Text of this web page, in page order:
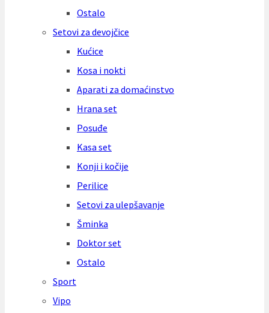
Ostalo
Setovi za devojčice
Kućice
Kosa i nokti
Aparati za domaćinstvo
Hrana set
Posuđe
Kasa set
Konji i kočije
Perilice
Setovi za ulepšavanje
Šminka
Doktor set
Ostalo
Sport
Vipo